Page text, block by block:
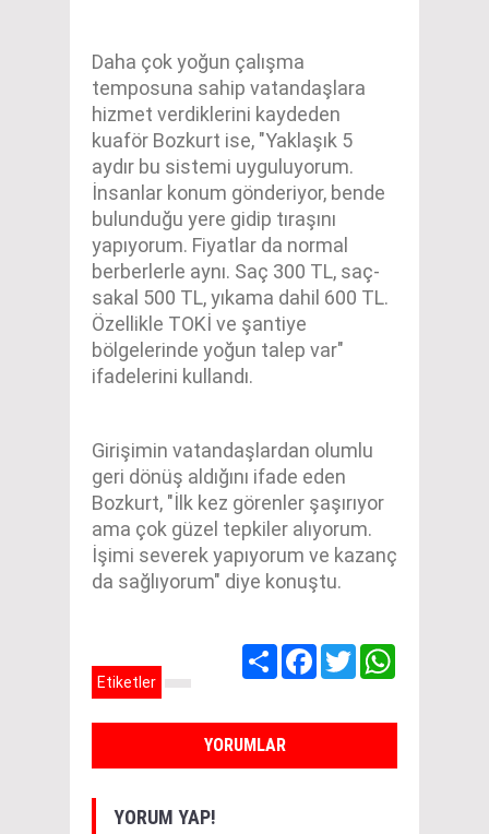
Daha çok yoğun çalışma
temposuna sahip vatandaşlara
hizmet verdiklerini kaydeden
kuaför Bozkurt ise, "Yaklaşık 5
aydır bu sistemi uyguluyorum.
İnsanlar konum gönderiyor, bende
bulunduğu yere gidip tıraşını
yapıyorum. Fiyatlar da normal
berberlerle aynı. Saç 300 TL, saç-
sakal 500 TL, yıkama dahil 600 TL.
Özellikle TOKİ ve şantiye
bölgelerinde yoğun talep var"
ifadelerini kullandı.
Girişimin vatandaşlardan olumlu
geri dönüş aldığını ifade eden
Bozkurt, "İlk kez görenler şaşırıyor
ama çok güzel tepkiler alıyorum.
İşimi severek yapıyorum ve kazanç
da sağlıyorum" diye konuştu.
Share Facebook
Twitter
Etiketler
YORUMLAR
YORUM YAP!